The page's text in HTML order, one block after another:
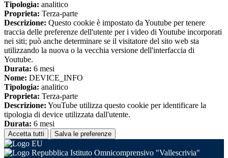
Tipologia: analitico
Proprieta: Terza-parte
Descrizione: Questo cookie è impostato da Youtube per tenere
traccia delle preferenze dell'utente per i video di Youtube incorporati
nei siti; può anche determinare se il visitatore del sito web sta
utilizzando la nuova o la vecchia versione dell'interfaccia di
Youtube.
Durata: 6 mesi
Nome: DEVICE_INFO
Tipologia: analitico
Proprieta: Terza-parte
Descrizione: YouTube utilizza questo cookie per identificare la
tipologia di device utilizzata dall'utente.
Durata: 6 mesi
Accetta tutti Salva le preferenze
Istituto Omnicomprensivo "Vallescrivia"